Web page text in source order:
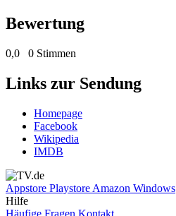
Bewertung
0,0 0 Stimmen
Links zur Sendung
Homepage
Facebook
Wikipedia
IMDB
Appstore Playstore Amazon Windows
Hilfe
Häufige Fragen Kontakt